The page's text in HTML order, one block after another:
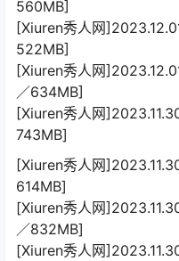
560MB]
[Xiuren秀人网
522MB]
[Xiuren秀人网
／634MB]
[Xiuren秀人网
743MB]
[Xiuren秀人网
614MB]
[Xiuren秀人网
／832MB]
[Xiuren秀人网